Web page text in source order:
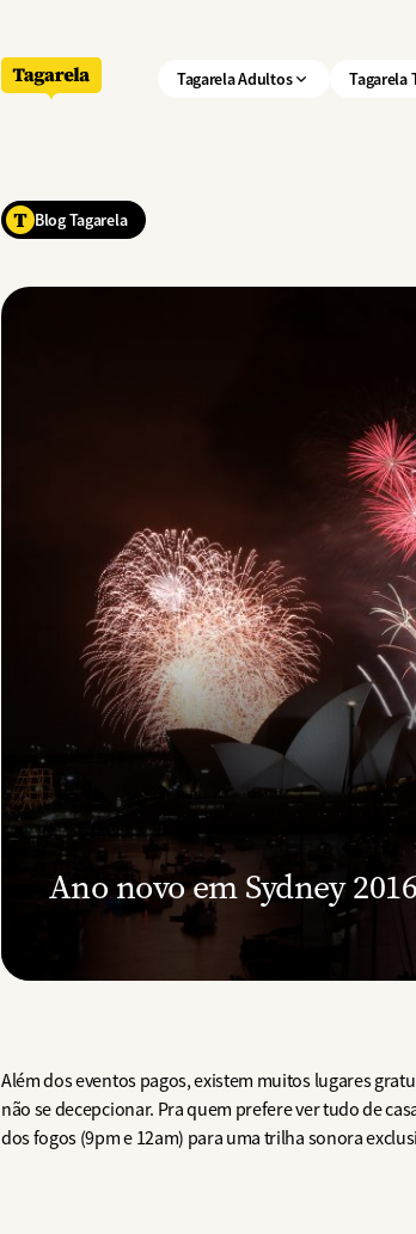
Tagarela Adultos Tagarela
Blog Tagarela
Ano novo em Sydney 2016
Além dos eventos pagos, existem muitos lugares
não se decepcionar. Pra quem prefere ver tudo de
dos fogos (9pm e 12am) para uma trilha sonora